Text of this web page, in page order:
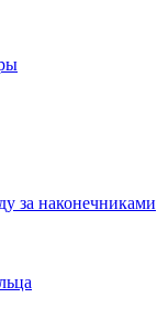
за наконечниками